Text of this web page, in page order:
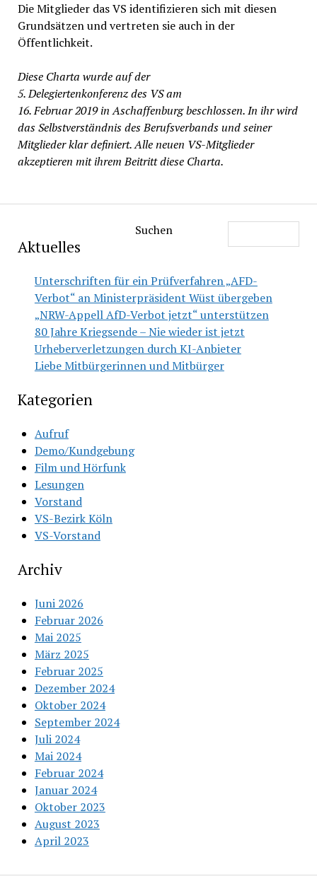
Die Mitglieder das VS identifizieren sich mit diesen
Grundsätzen und vertreten sie auch in der
Öffentlichkeit.
Diese Charta wurde auf der
5. Delegiertenkonferenz des VS am
16. Februar 2019 in Aschaffenburg beschlossen. In ihr wird
das Selbstverständnis des Berufsverbands und seiner
Mitglieder klar definiert. Alle neuen VS-Mitglieder
akzeptieren mit ihrem Beitritt diese Charta.
Suchen
Aktuelles
Unterschriften für ein Prüfverfahren „AFD-
Verbot“ an Ministerpräsident Wüst übergeben
„NRW-Appell AfD-Verbot jetzt“ unterstützen
80 Jahre Kriegsende – Nie wieder ist jetzt
Urheberverletzungen durch KI-Anbieter
Liebe Mitbürgerinnen und Mitbürger
Kategorien
Aufruf
Demo/Kundgebung
Film und Hörfunk
Lesungen
Vorstand
VS-Bezirk Köln
VS-Vorstand
Archiv
Juni 2026
Februar 2026
Mai 2025
März 2025
Februar 2025
Dezember 2024
Oktober 2024
September 2024
Juli 2024
Mai 2024
Februar 2024
Januar 2024
Oktober 2023
August 2023
April 2023